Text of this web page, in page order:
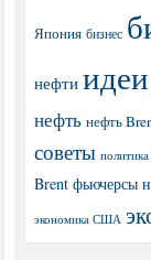
Япония бизнес
нефти
нефть нефть
советы
Brent фьючерсы
экономика США